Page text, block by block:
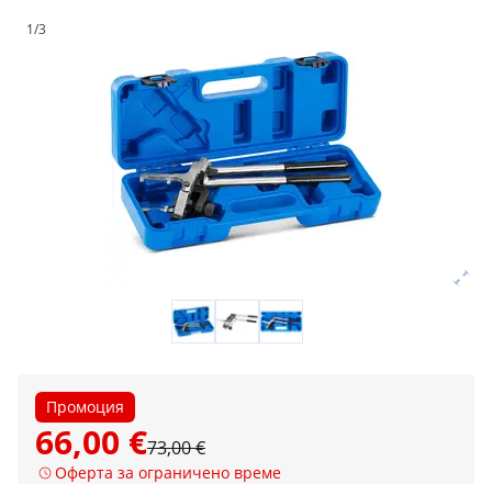
1/3
Промоция
66,00 €73,00 €
Оферта за ограничено време